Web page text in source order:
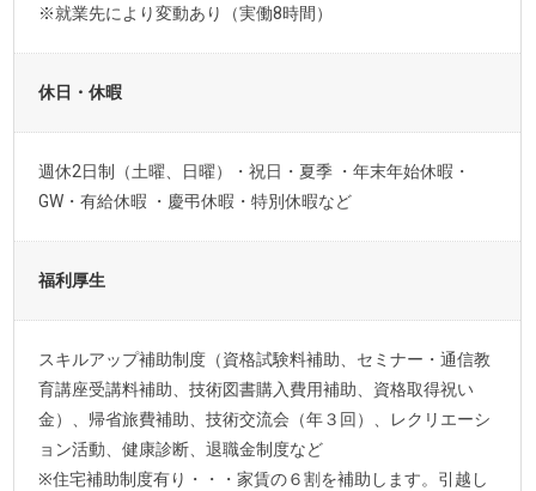
※就業先により変動あり（実働8時間）
休日・休暇
週休2日制（土曜、日曜）・祝日・夏季 ・年末年始休暇・
GW・有給休暇 ・慶弔休暇・特別休暇など
福利厚生
スキルアップ補助制度（資格試験料補助、セミナー・通信教
育講座受講料補助、技術図書購入費用補助、資格取得祝い
金）、帰省旅費補助、技術交流会（年３回）、レクリエーシ
ョン活動、健康診断、退職金制度など
※住宅補助制度有り・・・家賃の６割を補助します。引越し